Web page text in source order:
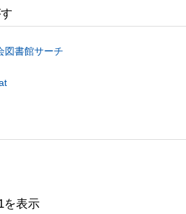
図書館サーチ
表示